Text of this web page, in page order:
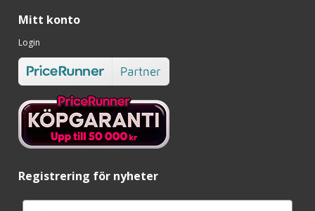
Mitt konto
Login
Registrering för nyheter